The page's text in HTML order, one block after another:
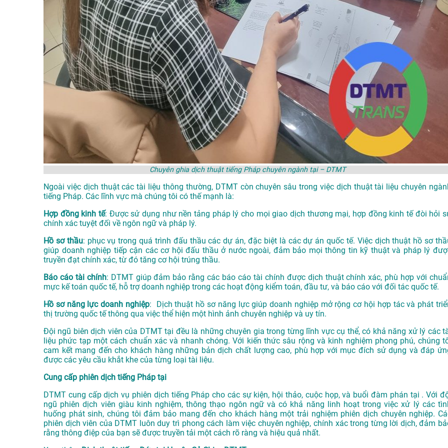
Chuyên ghia dịch thuật tiếng Pháp chuyên ngành tại – DTMT
Ngoài việc dịch thuật các tài liệu thông thường, DTMT còn chuyên sâu trong việc dịch thuật tài liệu chuyên
tiếng Pháp. Các lĩnh vực mà chúng tôi có thế mạnh là:
Hợp đồng kinh tế: Được sử dụng như nền tảng pháp lý cho mọi giao dịch thương mại, hợp đồng kinh tế đòi hỏi
chính xác tuyệt đối về ngôn ngữ và pháp lý.
Hồ sơ thầu: phục vụ trong quá trình đấu thầu các dự án, đặc biệt là các dự án quốc tế. Việc dịch thuật hồ sơ
giúp doanh nghiệp tiếp cận các cơ hội đấu thầu ở nước ngoài, đảm bảo mọi thông tin kỹ thuật và pháp lý
truyền đạt chính xác, từ đó tăng cơ hội trúng thầu.
Báo cáo tài chính: DTMT giúp đảm bảo rằng các báo cáo tài chính được dịch thuật chính xác, phù hợp với
mực kế toán quốc tế, hỗ trợ doanh nghiệp trong các hoạt động kiểm toán, đầu tư, và báo cáo với đối tác quốc tế.
Hồ sơ năng lực doanh nghiệp: Dịch thuật hồ sơ năng lực giúp doanh nghiệp mở rộng cơ hội hợp tác và phát
thị trường quốc tế thông qua việc thể hiện một hình ảnh chuyên nghiệp và uy tín.
Đội ngũ biên dịch viên của DTMT tại đều là những chuyên gia trong từng lĩnh vực cụ thể, có khả năng xử lý các
liệu phức tạp một cách chuẩn xác và nhanh chóng. Với kiến thức sâu rộng và kinh nghiệm phong phú, chúng
cam kết mang đến cho khách hàng những bản dịch chất lượng cao, phù hợp với mục đích sử dụng và đáp
được các yêu cầu khắt khe của từng loại tài liệu.
Cung cấp phiên dịch tiếng Pháp tại
DTMT cung cấp dịch vụ phiên dịch tiếng Pháp cho các sự kiện, hội thảo, cuộc họp, và buổi đàm phán tại . Với
ngũ phiên dịch viên giàu kinh nghiệm, thông thạo ngôn ngữ và có khả năng linh hoạt trong việc xử lý các
huống phát sinh, chúng tôi đảm bảo mang đến cho khách hàng một trải nghiệm phiên dịch chuyên nghiệp.
phiên dịch viên của DTMT luôn duy trì phong cách làm việc chuyên nghiệp, chính xác trong từng lời dịch, đảm
rằng thông điệp của bạn sẽ được truyền tải một cách rõ ràng và hiệu quả nhất.